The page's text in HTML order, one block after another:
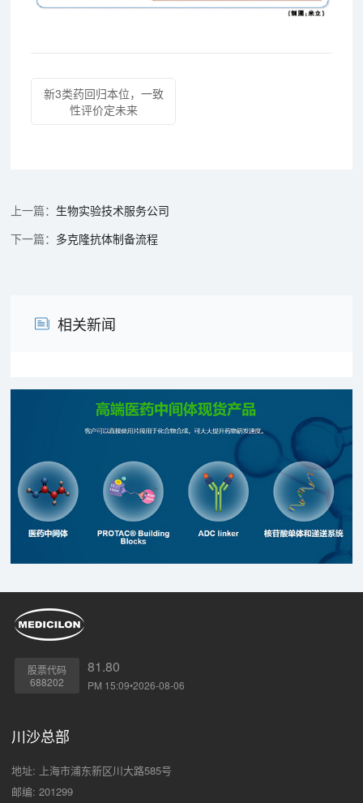
新3类药回归本位，一致
性评价定未来
生物实验技术服务公司
多克隆抗体制备流程
相关新闻
股票代码
688202
81.80
PM 15:09•2026-08-06
川沙总部
地址: 上海市浦东新区川大路585号
邮编: 201299